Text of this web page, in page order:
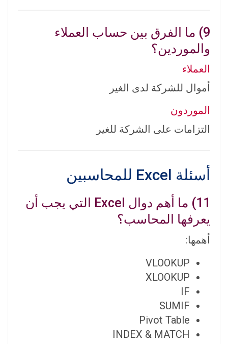
9) ما الفرق بين حساب العملاء
والموردين؟
العملاء
أموال للشركة لدى الغير
الموردون
التزامات على الشركة للغير
أسئلة Excel للمحاسبين
11) ما أهم دوال Excel التي يجب أن
يعرفها المحاسب؟
أهمها:
VLOOKUP
XLOOKUP
IF
SUMIF
Pivot Table
INDEX & MATCH